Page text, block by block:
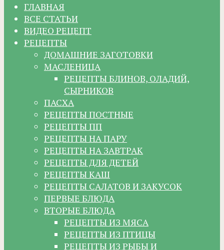
ГЛАВНАЯ
ВСЕ СТАТЬИ
ВИДЕО РЕЦЕПТ
РЕЦЕПТЫ
ДОМАШНИЕ ЗАГОТОВКИ
МАСЛЕНИЦА
РЕЦЕПТЫ БЛИНОВ, ОЛАДИЙ,
СЫРНИКОВ
ПАСХА
РЕЦЕПТЫ ПОСТНЫЕ
РЕЦЕПТЫ ПП
РЕЦЕПТЫ НА ПАРУ
РЕЦЕПТЫ НА ЗАВТРАК
РЕЦЕПТЫ ДЛЯ ДЕТЕЙ
РЕЦЕПТЫ КАШ
РЕЦЕПТЫ САЛАТОВ И ЗАКУСОК
ПЕРВЫЕ БЛЮДА
ВТОРЫЕ БЛЮДА
РЕЦЕПТЫ ИЗ МЯСА
РЕЦЕПТЫ ИЗ ПТИЦЫ
РЕЦЕПТЫ ИЗ РЫБЫ И